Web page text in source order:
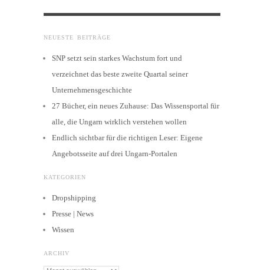
NEUESTE BEITRÄGE
SNP setzt sein starkes Wachstum fort und
verzeichnet das beste zweite Quartal seiner
Unternehmensgeschichte
27 Bücher, ein neues Zuhause: Das Wissensportal für
alle, die Ungarn wirklich verstehen wollen
Endlich sichtbar für die richtigen Leser: Eigene
Angebotsseite auf drei Ungarn-Portalen
KATEGORIEN
Dropshipping
Presse | News
Wissen
ARCHIV